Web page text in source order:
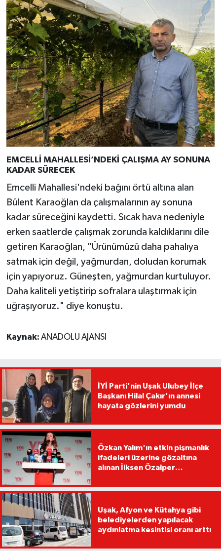
EMCELLİ MAHALLESİ’NDEKİ ÇALIŞMA AY SONUNA
KADAR SÜRECEK
Emcelli Mahallesi'ndeki bağını örtü altına alan
Bülent Karaoğlan da çalışmalarının ay sonuna
kadar süreceğini kaydetti. Sıcak hava nedeniyle
erken saatlerde çalışmak zorunda kaldıklarını dile
getiren Karaoğlan, "Ürünümüzü daha pahalıya
satmak için değil, yağmurdan, doludan korumak
için yapıyoruz. Güneşten, yağmurdan kurtuluyor.
Daha kaliteli yetiştirip sofralara ulaştırmak için
uğraşıyoruz." diye konuştu.
Kaynak: ANADOLU AJANSI
İYİ Parti'nin Uşak Ulubey İlçe
Başkanı Hilal Çakır'ın annesi
hayata gözlerini yumdu
Özkan Yalım'ın etkin pişmanlık
ifadeleri üzerine gözaltına
alınan İlksen Özalper
Uşak, Afyon ve Kütahya gibi
belediyelerden yapılacak
aydınlatma kesintisi oranı arttı